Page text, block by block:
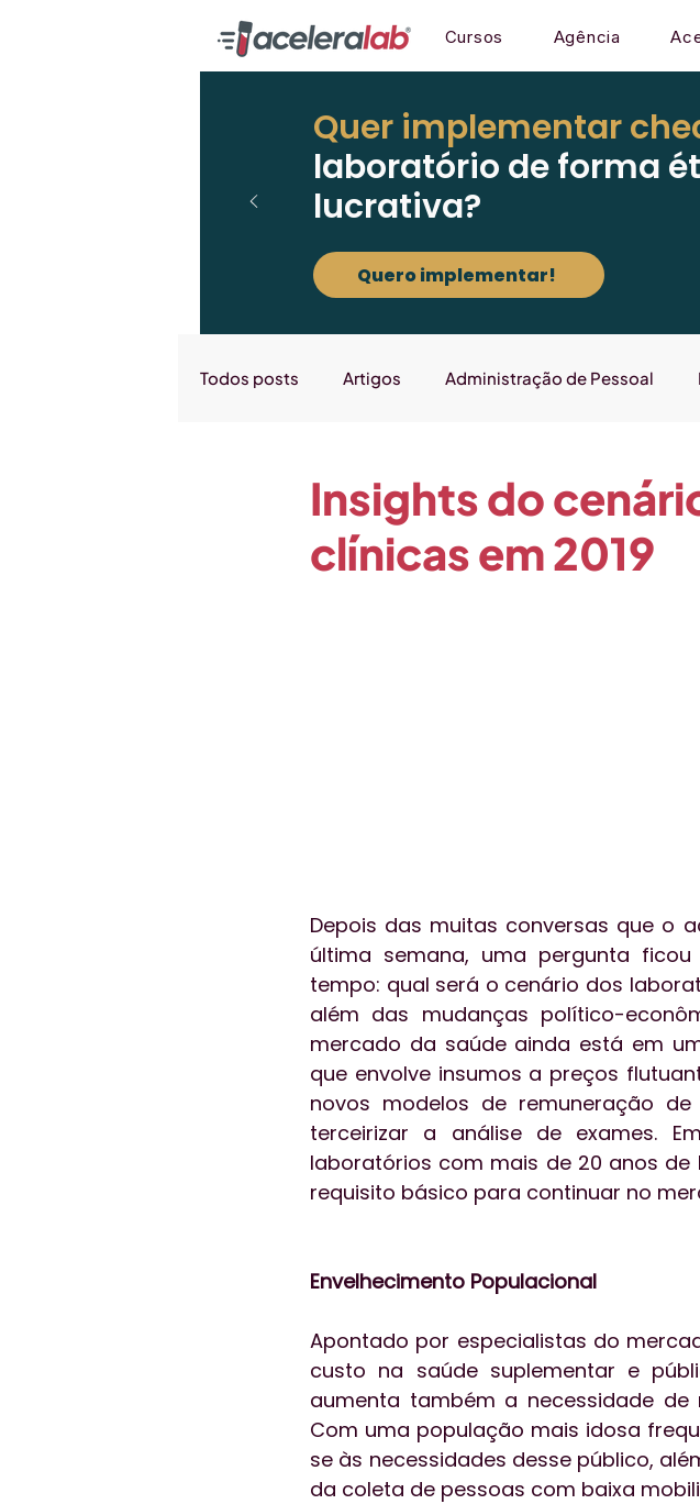
Cursos Agência
Quer implementar
laboratório de forma
lucrativa?
Quero implementar!
Todos posts Artigos Administração de Pessoal
Paciente em Foco Qualidade
Insights do
clínicas em 2019
Depois das muitas conversas que o
última semana, uma pergunta
tempo: qual será o cenário dos
além das mudanças político-
mercado da saúde ainda está em
que envolve insumos a preços
novos modelos de remuneração
terceirizar a análise de exames.
laboratórios com mais de 20 anos
requisito básico para continuar no
Envelhecimento Populacional
Apontado por especialistas do
custo na saúde suplementar e
aumenta também a necessidade
Com uma população mais idosa
se às necessidades desse público,
da coleta de pessoas com baixa